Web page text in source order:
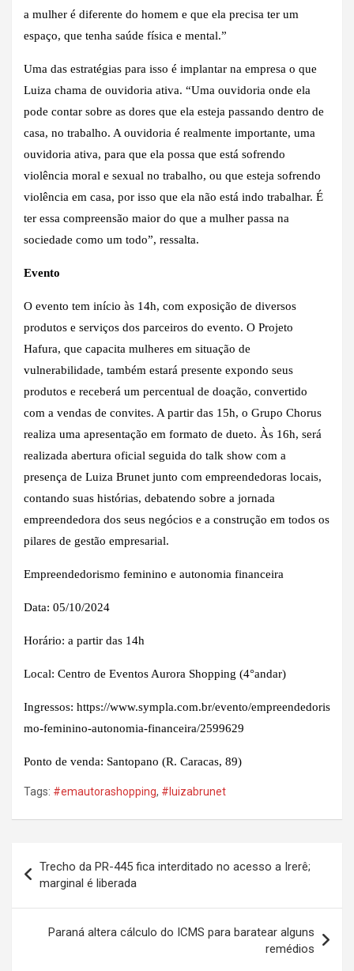
a mulher é diferente do homem e que ela precisa ter um
espaço, que tenha saúde física e mental.”
Uma das estratégias para isso é implantar na empresa o que
Luiza chama de ouvidoria ativa. “Uma ouvidoria onde ela
pode contar sobre as dores que ela esteja passando dentro de
casa, no trabalho. A ouvidoria é realmente importante, uma
ouvidoria ativa, para que ela possa que está sofrendo
violência moral e sexual no trabalho, ou que esteja sofrendo
violência em casa, por isso que ela não está indo trabalhar. É
ter essa compreensão maior do que a mulher passa na
sociedade como um todo”, ressalta.
Evento
O evento tem início às 14h, com exposição de diversos
produtos e serviços dos parceiros do evento. O Projeto
Hafura, que capacita mulheres em situação de
vulnerabilidade, também estará presente expondo seus
produtos e receberá um percentual de doação, convertido
com a vendas de convites. A partir das 15h, o Grupo Chorus
realiza uma apresentação em formato de dueto. Às 16h, será
realizada abertura oficial seguida do talk show com a
presença de Luiza Brunet junto com empreendedoras locais,
contando suas histórias, debatendo sobre a jornada
empreendedora dos seus negócios e a construção em todos os
pilares de gestão empresarial.
Empreendedorismo feminino e autonomia financeira
Data: 05/10/2024
Horário: a partir das 14h
Local: Centro de Eventos Aurora Shopping (4°andar)
Ingressos: https://www.sympla.com.br/evento/empreendedoris
mo-feminino-autonomia-financeira/2599629
Ponto de venda: Santopano (R. Caracas, 89)
Tags: #emautorashopping, #luizabrunet
de
Post
Trecho da PR-445 fica interditado no acesso a Irerê;
marginal é liberada
Paraná altera cálculo do ICMS para baratear alguns
remédios